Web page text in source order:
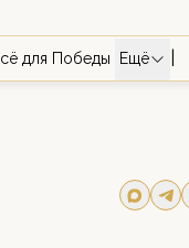
для Победы Ещё